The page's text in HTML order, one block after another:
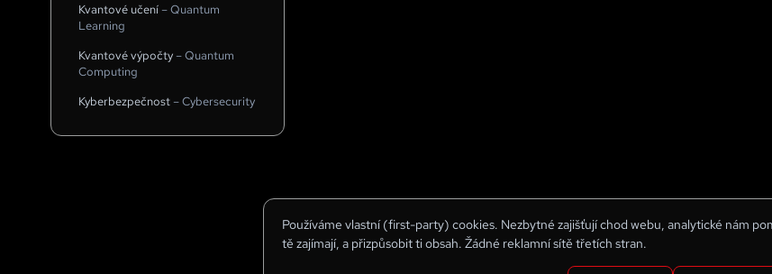
Používáme vlastní (first-party) cookies. Nezbytné zajišťují chod webu, analytické nám
tě zajímají, a přizpůsobit ti obsah. Žádné reklamní sítě třetích stran.
Kvantové učení–Quantum
Learning
Kvantové výpočty–Quantum
Computing
Kyberbezpečnost–Cybersecurity